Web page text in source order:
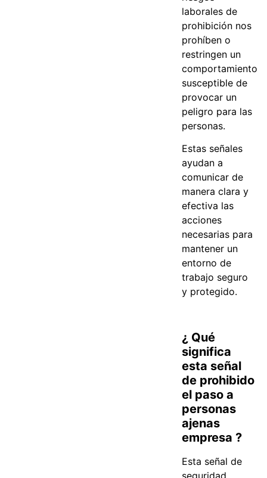
laborales de
prohibición nos
prohíben o
restringen un
comportamiento
susceptible de
provocar un
peligro para las
personas.
Estas señales
ayudan a
comunicar de
manera clara y
efectiva las
acciones
necesarias para
mantener un
entorno de
trabajo seguro
y protegido.
¿ Qué
significa
esta señal
de prohibido
el paso a
personas
ajenas
empresa ?
Esta señal de